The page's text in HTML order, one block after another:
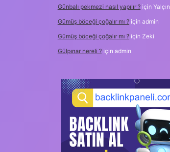
Günbalı pekmezi nasıl yapılır ?için Yalçın
Gümüş böceği çoğalır mı ?için admin
Gümüş böceği çoğalır mı ?için Zeki
Gülpınar nereli ?için admin